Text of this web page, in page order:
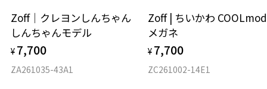
材質
Zoff｜クレヨンしんちゃん
しんちゃんモデル
¥ 7,700
ZA261035-43A1
Zoff | ちいかわ
メガネ
¥ 7,700
ZC261002-14E1